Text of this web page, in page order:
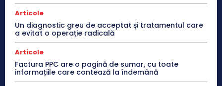
Articole
Un diagnostic greu de acceptat și tratamentul care
a evitat o operație radicală
Articole
Factura PPC are o pagină de sumar, cu toate
informațiile care contează la îndemână